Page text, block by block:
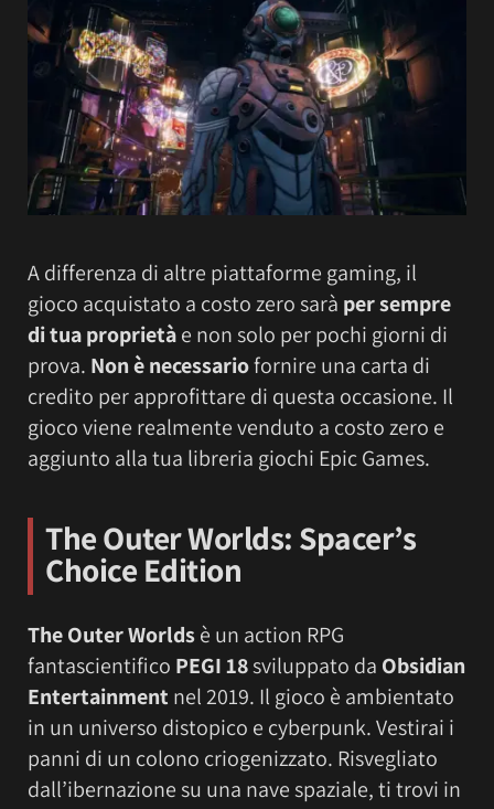
A differenza di altre piattaforme gaming, il
gioco acquistato a costo zero sarà per sempre
di tua proprietàe non solo per pochi giorni di
prova. Non è necessariofornire una carta di
credito per approfittare di questa occasione. Il
gioco viene realmente venduto a costo zero e
aggiunto alla tua libreria giochi Epic Games.
The Outer Worlds: Spacer’s
Choice Edition
The Outer Worldsè un action RPG
fantascientifico PEGI 18sviluppato da Obsidian
Entertainment nel 2019. Il gioco è ambientato
in un universo distopico e cyberpunk. Vestirai i
panni di un colono criogenizzato. Risvegliato
dall’ibernazione su una nave spaziale, ti trovi in